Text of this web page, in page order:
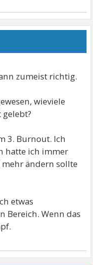
zumeist richtig.
wieviele
gelebt?
3. Burnout. Ich
hatte ich immer
ändern sollte
etwas
Bereich. Wenn das